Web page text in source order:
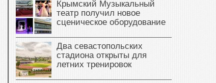
Крымский Музыкальный
театр получил новое
сценическое оборудование
Два севастопольских
стадиона открыты для
летних тренировок